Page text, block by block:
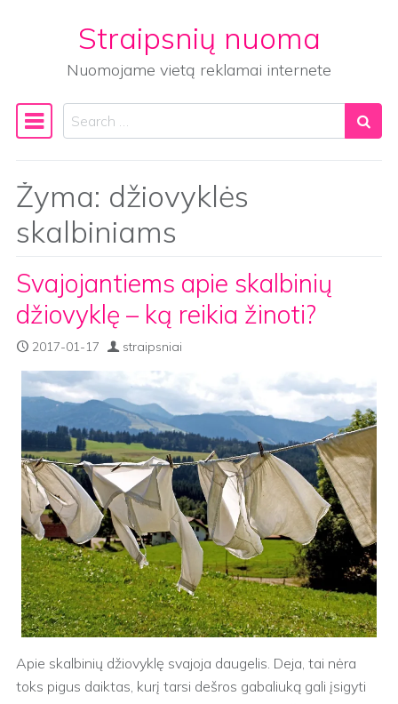
Straipsnių nuoma
Nuomojame vietą reklamai internete
Main Navigation
Search
Žyma: džiovyklės
skalbiniams
Svajojantiems apie skalbinių
džiovyklę – ką reikia žinoti?
2017-01-17 straipsniai
Apie skalbinių džiovyklę svajoja daugelis. Deja, tai nėra
toks pigus daiktas, kurį tarsi dešros gabaliuką gali įsigyti